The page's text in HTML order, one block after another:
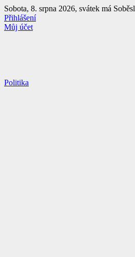
Přejít
k
obsahu
Sobota, 8. srpna 2026, svátek má
Přihlášení
Můj účet
Politika